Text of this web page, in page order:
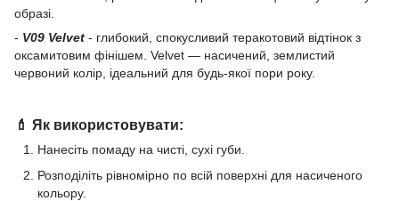
образі.
- V09 Velvet - глибокий, спокусливий теракотовий відтінок з
оксамитовим фінішем. Velvet — насичений, землистий
червоний колір, ідеальний для будь-якої пори року.
💄 Як використовувати:
Нанесіть помаду на чисті, сухі губи.
Розподіліть рівномірно по всій поверхні для насиченого
кольору.